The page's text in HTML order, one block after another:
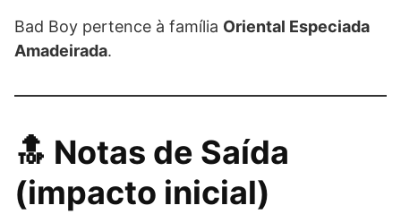
Bad Boy pertence à família Oriental Especiada
Amadeirada.
🔝 Notas de Saída
(impacto inicial)